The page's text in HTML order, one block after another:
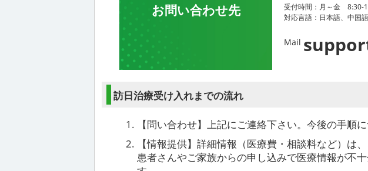
お問い合わせ先
受付時間：月～金 8:30-
対応言語：日本語、中国
Mail
訪日治療受け入れまでの流れ
【問い合わせ】上記にご連絡下さい。今後の手順
【情報提供】詳細情報（医療費・相談料など）は、
患者さんやご家族からの申し込みで医療情報が不